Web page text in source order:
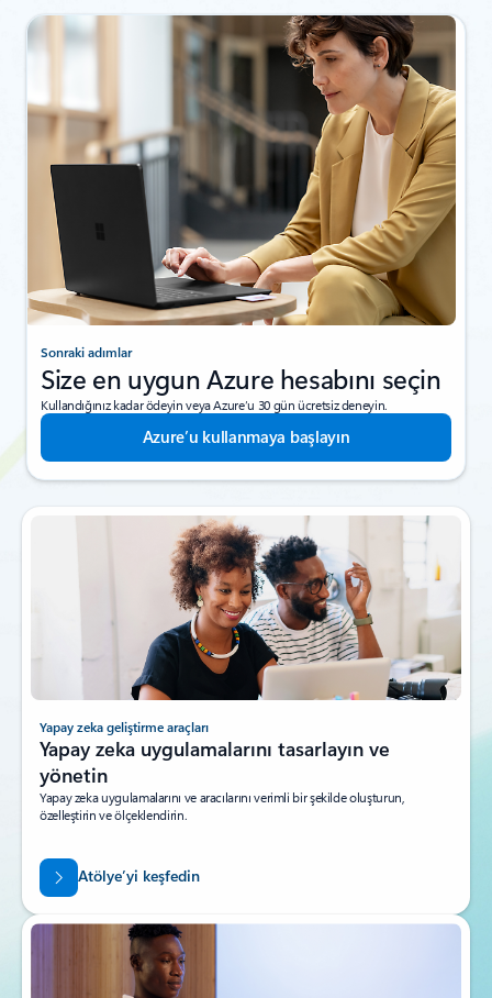
Sonraki adımlar
Size en uygun Azure hesabını seçin
Kullandığınız kadar ödeyin veya Azure’u 30 gün ücretsiz deneyin.
Azure’u kullanmaya başlayın
Yapay zeka geliştirme araçları
Yapay zeka uygulamalarını tasarlayın ve
yönetin
Yapay zeka uygulamalarını ve aracılarını verimli bir şekilde oluşturun,
özelleştirin ve ölçeklendirin.
Atölye’yi keşfedin